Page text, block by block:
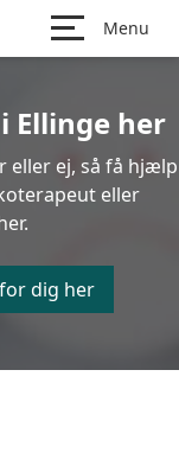
Menu
Ellinge her
eller ej, så få hjælp
eller
dig her